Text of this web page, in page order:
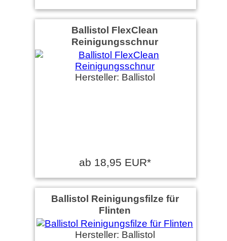
Ballistol FlexClean
Reinigungsschnur
Hersteller: Ballistol
ab 18,95 EUR*
Ballistol Reinigungsfilze für
Flinten
Hersteller: Ballistol